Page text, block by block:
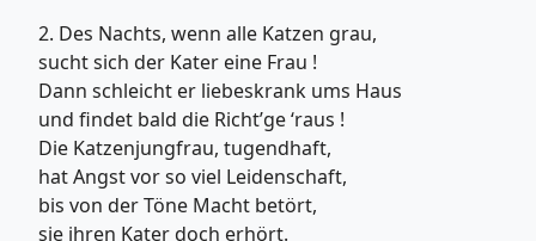
2. Des Nachts, wenn alle Katzen grau,
sucht sich der Kater eine Frau !
Dann schleicht er liebeskrank ums Haus
und findet bald die Richt’ge ‘raus !
Die Katzenjungfrau, tugendhaft,
hat Angst vor so viel Leidenschaft,
bis von der Töne Macht betört,
sie ihren Kater doch erhört.